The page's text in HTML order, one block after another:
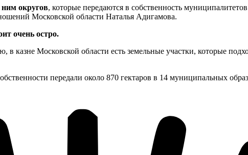
округов, которые передаются в собственность
Московской области Наталья Адигамова.
очень остро.
казне Московской области есть земельные участки, которые
передали около 870 гектаров в 14 муниципальных